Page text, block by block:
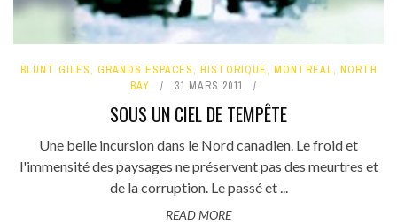
BLUNT GILES, GRANDS ESPACES, HISTORIQUE, MONTREAL, NORTH
BAY
31 MARS 2011
SOUS UN CIEL DE TEMPÊTE
Une belle incursion dans le Nord canadien. Le froid et
l'immensité des paysages ne préservent pas des meurtres et
de la corruption. Le passé et ...
READ MORE